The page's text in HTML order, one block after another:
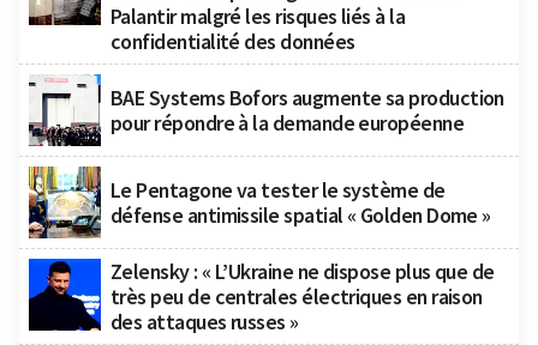
Palantir malgré les risques liés à la
confidentialité des données
BAE Systems Bofors augmente sa production
pour répondre à la demande européenne
Le Pentagone va tester le système de
défense antimissile spatial « Golden Dome »
Zelensky : « L’Ukraine ne dispose plus que de
très peu de centrales électriques en raison
des attaques russes »